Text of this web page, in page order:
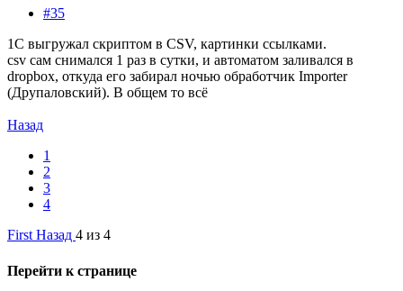
#35
1С выгружал скриптом в CSV, картинки ссылками.
csv сам снимался 1 раз в сутки, и автоматом заливался в
dropbox, откуда его забирал ночью обработчик Importer
(Друпаловский). В общем то всё
Назад
1
2
3
4
First Назад 4 из 4
Перейти к странице